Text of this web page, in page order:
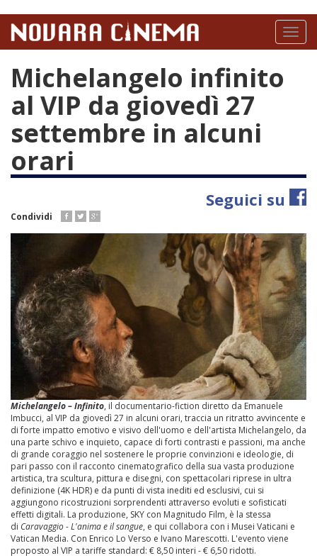
contenuto
Toggle
Michelangelo infinito
al VIP da giovedì 27
settembre in alcuni
orari
Seguici su
Condividi
Michelangelo – Infinito, il documentario-fiction diretto da Emanuele
Imbucci, al VIP da giovedì 27 in alcuni orari, traccia un ritratto avvincente e
di forte impatto emotivo e visivo dell'uomo e dell'artista Michelangelo, da
una parte schivo e inquieto, capace di forti contrasti e passioni, ma anche
di grande coraggio nel sostenere le proprie convinzioni e ideologie, di
pari passo con il racconto cinematografico della sua vasta produzione
artistica, tra scultura, pittura e disegni, con spettacolari riprese in ultra
definizione (4K HDR) e da punti di vista inediti ed esclusivi, cui si
aggiungono ricostruzioni sorprendenti attraverso evoluti e sofisticati
effetti digitali. La produzione, SKY con Magnitudo Film, è la stessa
di Caravaggio - L'anima e il sangue, e qui collabora con i Musei Vaticani e
Vatican Media. Con Enrico Lo Verso e Ivano Marescotti. L'evento viene
proposto al VIP a tariffe standard: € 8,50 interi - € 6,50 ridotti.